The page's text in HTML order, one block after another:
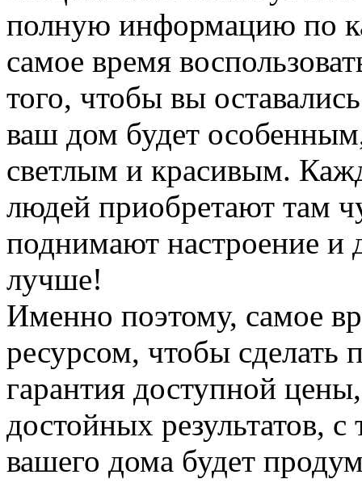
полную информацию по
самое время
того, чтобы вы
ваш дом будет
светлым и красивым.
людей приобретают там
поднимают настроение
лучше!
Именно поэтому, самое
ресурсом, чтобы сделать
гарантия доступной
достойных результатов,
вашего дома будет